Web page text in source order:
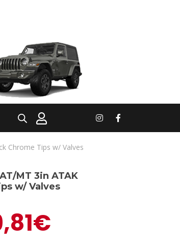
Chrome Tips w/ Valves
MT 3in ATAK
w/ Valves
€